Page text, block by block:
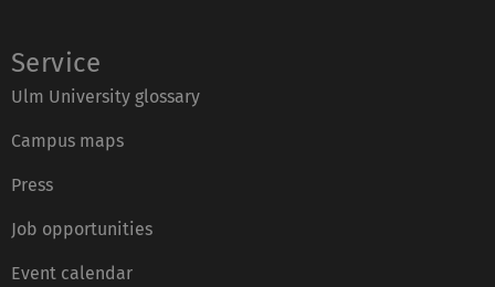
Service
Ulm University glossary
Campus maps
Press
Job opportunities
Event calendar